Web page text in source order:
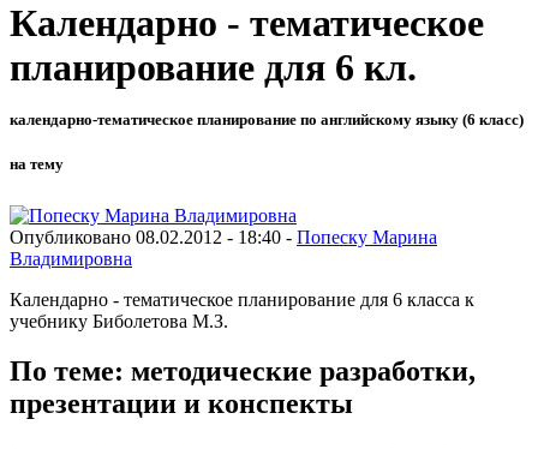
Календарно - тематическое
планирование для 6 кл.
календарно-тематическое планирование по английскому языку (6 класс)
на тему
Опубликовано 08.02.2012 - 18:40 - Попеску Марина
Владимировна
Календарно - тематическое планирование для 6 класса к
учебнику Биболетова М.З.
По теме: методические разработки,
презентации и конспекты